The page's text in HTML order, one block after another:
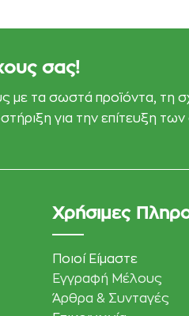
σας!
με τα σωστά προϊόντα,
για την επίτευξη
Χρήσιμες
Ποιοί Είμαστε
Εγγραφή Μέλους
Άρθρα & Συνταγές